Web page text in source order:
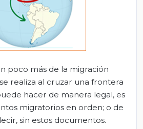
poco más de la migración
realiza al cruzar una frontera
hacer de manera legal, es
migratorios en orden; o de
sin estos documentos.